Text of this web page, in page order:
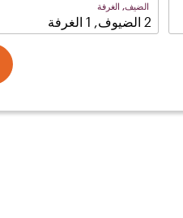
الضيف, الغرفة
2 الضيوف, 1 الغرفة